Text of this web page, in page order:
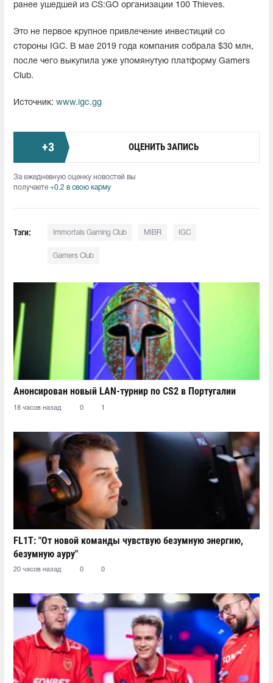
ранее ушедшей из CS:GO организации 100 Thieves.
Это не первое крупное привлечение инвестиций со
стороны IGC. В мае 2019 года компания собрала $30 млн,
после чего выкупила уже упомянутую платформу Gamers
Club.
Источник: www.igc.gg
+3 ОЦЕНИТЬ ЗАПИСЬ
За ежедневную оценку новостей вы
получаете +0.2 в свою карму
Тэги: Immortals Gaming Club MIBR IGC
Gamers Club
Анонсирован новый LAN-турнир по CS2 в Португалии
18 часов назад 0 1
FL1T: "От новой команды чувствую безумную энергию,
безумную ауру"
20 часов назад 0 0